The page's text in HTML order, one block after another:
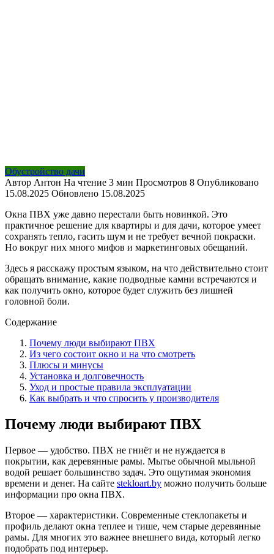
Обустройство дачи
Автор Антон На чтение 3 мин Просмотров 8 Опубликовано
15.08.2025 Обновлено 15.08.2025
Окна ПВХ уже давно перестали быть новинкой. Это
практичное решение для квартиры и для дачи, которое умеет
сохранять тепло, гасить шум и не требует вечной покраски.
Но вокруг них много мифов и маркетинговых обещаний.
Здесь я расскажу простым языком, на что действительно стоит
обращать внимание, какие подводные камни встречаются и
как получить окно, которое будет служить без лишней
головной боли.
Содержание
Почему люди выбирают ПВХ
Из чего состоит окно и на что смотреть
Плюсы и минусы
Установка и долговечность
Уход и простые правила эксплуатации
Как выбрать и что спросить у производителя
Почему люди выбирают ПВХ
Первое — удобство. ПВХ не гниёт и не нуждается в
покрытии, как деревянные рамы. Мытье обычной мыльной
водой решает большинство задач. Это ощутимая экономия
времени и денег. На сайте stekloart.by можно получить больше
информации про окна ПВХ.
Второе — характеристики. Современные стеклопакеты и
профиль делают окна теплее и тише, чем старые деревянные
рамы. Для многих это важнее внешнего вида, который легко
подобрать под интерьер.